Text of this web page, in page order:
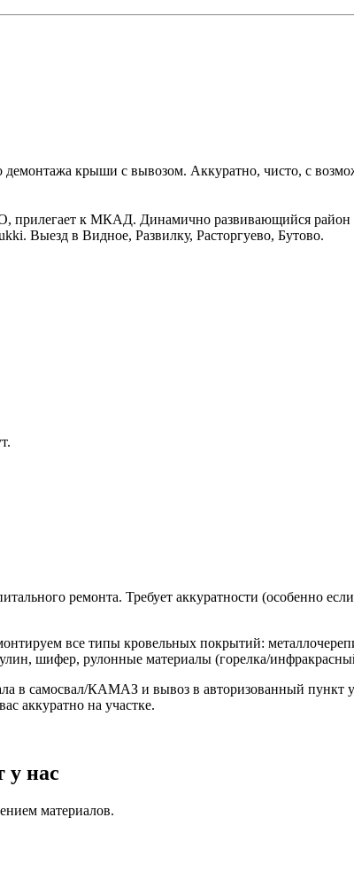
крыши с вывозом. Аккуратно, чисто, с
к МКАД. Динамично развивающийся район
Выезд в Видное, Развилку, Расторгуево, Бутово.
ремонта. Требует аккуратности (особенно
все типы кровельных покрытий:
шифер, рулонные материалы (горелка/
в самосвал/КАМАЗ и вывоз в авторизованный
аккуратно на участке.
у нас
материалов.